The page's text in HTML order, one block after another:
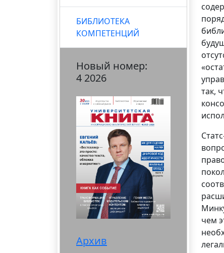
БИБЛИОТЕКА
КОМПЕТЕНЦИЙ
Новый номер:
4 2026
Архив
так,
чем